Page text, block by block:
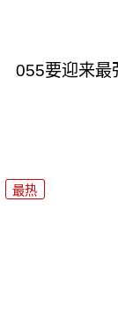
055要迎来最
最热